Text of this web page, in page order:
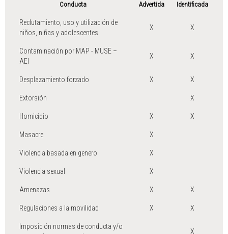
Conducta Advertida Identificada
Reclutamiento, uso y utilización de
niños, niñas y adolescentes
X X
Contaminación por MAP - MUSE –
AEI
X X
Desplazamiento forzado X X
Extorsión X
Homicidio X X
Masacre X
Violencia basada en genero X
Violencia sexual X
Amenazas X X
Regulaciones a la movilidad X X
Imposición normas de conducta y/o
X